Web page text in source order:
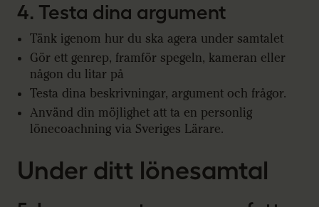
4. Testa dina argument
Tänk igenom hur du ska agera under samtalet
Gör ett genrep, framför spegeln, kameran eller
någon du litar på
Testa dina beskrivningar, argument och frågor.
Använd din möjlighet att ta en personlig
lönecoachning via Sveriges Lärare.
Under ditt lönesamtal